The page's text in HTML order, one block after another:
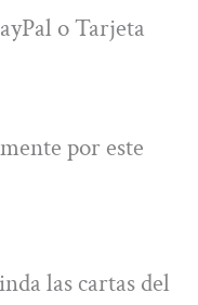
o Tarjeta
por este
las cartas del